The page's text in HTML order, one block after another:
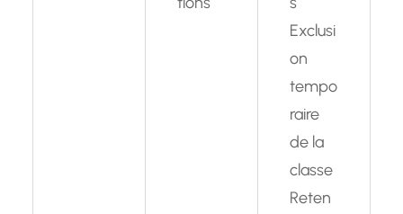
Exclusi
on
tempo
raire
de la
classe
Reten